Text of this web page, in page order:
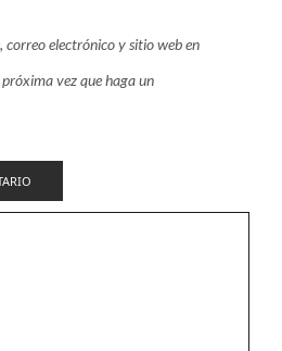
correo electrónico y sitio web en
vez que haga un